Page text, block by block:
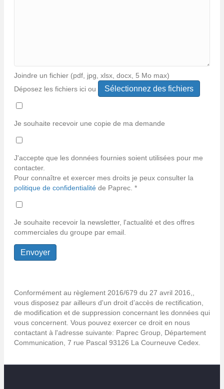
Joindre un fichier (pdf, jpg, xlsx, docx, 5 Mo max)
Déposez les fichiers ici ou
Types
de
fichiers
pdf,
jpeg,
xlsx,
docx.
Je souhaite recevoir une copie de ma demande
J'accepte que les données fournies soient utilisées pour me
contacter.
Pour connaître et exercer mes droits je peux consulter la
politique de confidentialité de Paprec. *
Je souhaite recevoir la newsletter, l'actualité et des offres
commerciales du groupe par email.
Conformément au règlement 2016/679 du 27 avril 2016,,
vous disposez par ailleurs d'un droit d’accès de rectification,
de modification et de suppression concernant les données qui
vous concernent. Vous pouvez exercer ce droit en nous
contactant à l'adresse suivante: Paprec Group, Département
Communication, 7 rue Pascal 93126 La Courneuve Cedex.